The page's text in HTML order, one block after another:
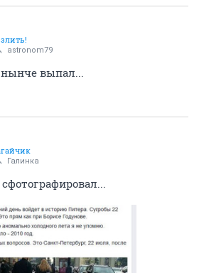
astronom79
нынче выпал...
Галинка